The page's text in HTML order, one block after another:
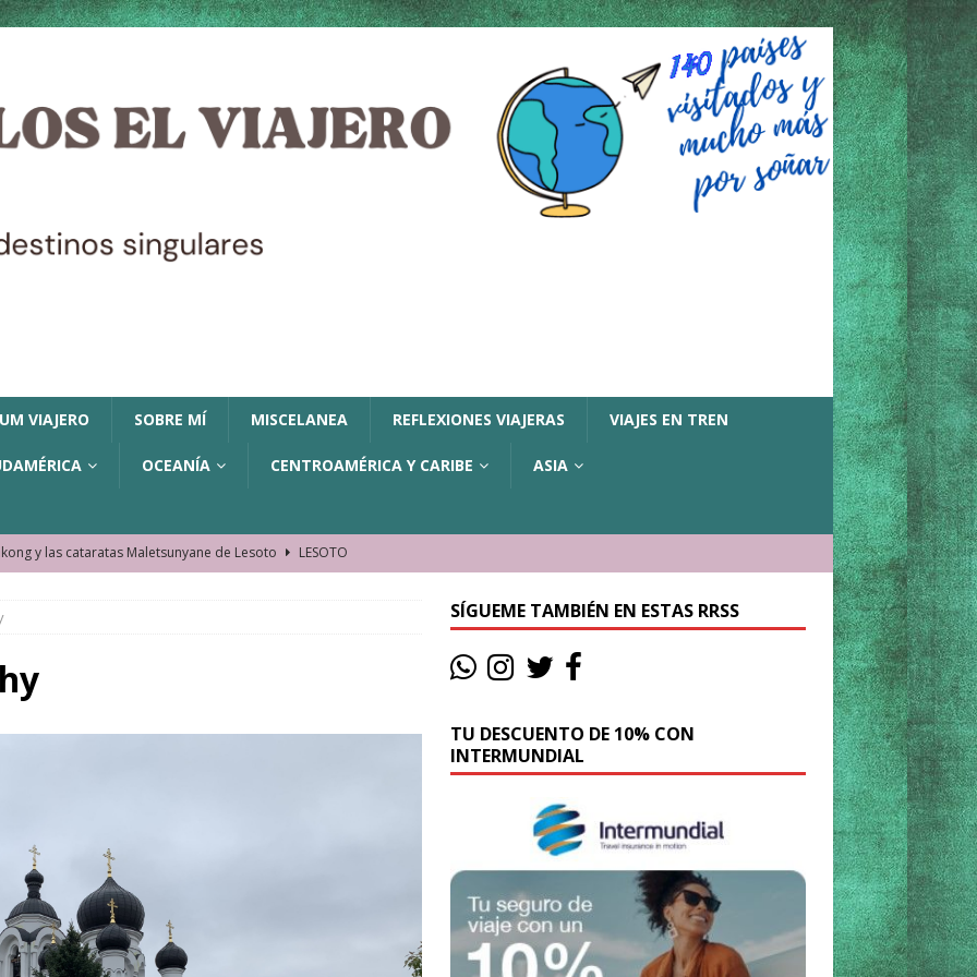
VIAJERO SOBRE MÍ MISCELANEA REFLEXIONES VIAJERAS VIAJES EN TREN
OCEANÍA CENTROAMÉRICA Y CARIBE ASIA
y las cataratas Maletsunyane de Lesoto
LESOTO
los lugares que visitamos o cambiamos nosotros?
La historia de la misteriosa avioneta de la playa
JAMAICA
El barrio más castizo de Malabo
SÍGUEME TAMBIÉN EN ESTAS RRSS
TU DESCUENTO DE 10% CON
INTERMUNDIAL